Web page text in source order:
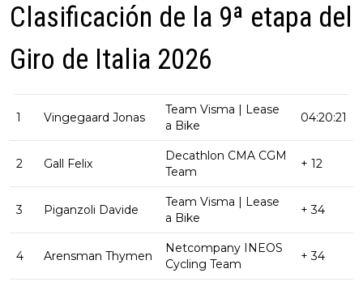
Clasificación de la 9ª etapa del
Giro de Italia 2026
1 Vingegaard Jonas
Team Visma | Lease
a Bike
04:20:21
2 Gall Felix
Decathlon CMA CGM
Team
+ 12
3 Piganzoli Davide
Team Visma | Lease
a Bike
+ 34
4 Arensman Thymen
Netcompany INEOS
Cycling Team
+ 34